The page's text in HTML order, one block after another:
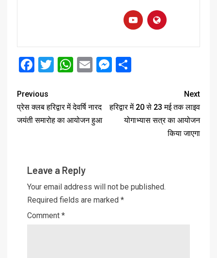
Facebook
Twitter
WhatsApp
EmailMessenger
Previous
प्रेस क्लब हरिद्वार में देवर्षि नारद
जयंती समारोह का आयोजन हुआ
Next
हरिद्वार में 20 से 23 मई तक लाइव
योगाभ्यास सत्र का आयोजन
किया जाएगा
Leave a Reply
Your email address will not be published.
Required fields are marked *
Comment *